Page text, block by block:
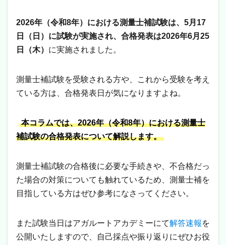
2026年（令和8年）における測量士補試験は、5月17
日（日）に試験が実施され、 合格発表は2026年6月25
日（木） に実施されました。
測量士補試験を受験される方や、これから受験を考え
ている方は、合格発表日が気になりますよね。
本コラムでは、2026年（令和8年）における測量士
補試験の合格発表について解説します。
測量士補試験の合格後に必要な手続きや、不合格だっ
た場合の対策についても触れているため、測量士補を
目指している方はぜひ参考になさってください。
また試験当日はアガルートアカデミーにて解答速報 を
公開いたしますので、自己採点や振り返りにぜひお役